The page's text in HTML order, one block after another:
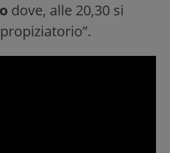
dove, alle 20,30 si